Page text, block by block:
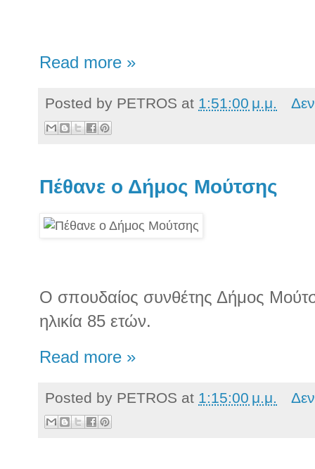
Read more »
Posted by PETROS at 1:51:00 μ.μ.
Πέθανε ο Δήμος Μούτσης
Ο σπουδαίος συνθέτης Δήμος
ηλικία 85 ετών.
Read more »
Posted by PETROS at 1:15:00 μ.μ.